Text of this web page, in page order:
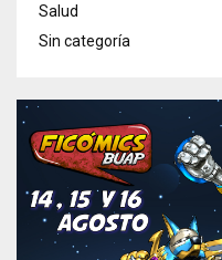
Salud
Sin categoría